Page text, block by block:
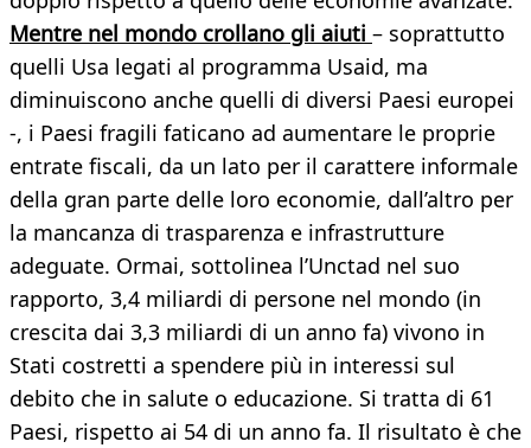
Mentre nel mondo crollano gli aiuti – soprattutto
quelli Usa legati al programma Usaid, ma
diminuiscono anche quelli di diversi Paesi europei
-, i Paesi fragili faticano ad aumentare le proprie
entrate fiscali, da un lato per il carattere informale
della gran parte delle loro economie, dall’altro per
la mancanza di trasparenza e infrastrutture
adeguate. Ormai, sottolinea l’Unctad nel suo
rapporto, 3,4 miliardi di persone nel mondo (in
crescita dai 3,3 miliardi di un anno fa) vivono in
Stati costretti a spendere più in interessi sul
debito che in salute o educazione. Si tratta di 61
Paesi, rispetto ai 54 di un anno fa. Il risultato è che